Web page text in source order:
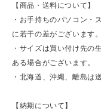
【商品・送料について】
・お手持ちのパソコン・
に若干の差がございます。
・サイズは買い付け先
ある場合がございます。
・北海道、沖縄、離島は
【納期について】